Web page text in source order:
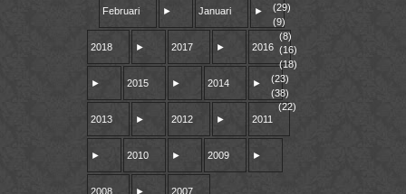
Februari ► Januari ►
2018 ► 2017 ► 2016
► 2015 ► 2014
(29)
►
2013
(9)
► 2012
(8)
► 2011
(16)
► 2010
(18)
► 2009
(23)
►
2008
(38)
► 2007
(22)